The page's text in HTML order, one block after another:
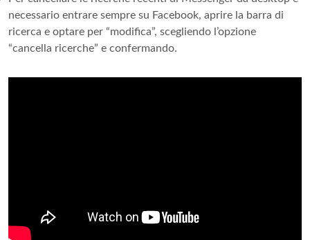
necessario entrare sempre su Facebook, aprire la barra di
ricerca e optare per “modifica”, scegliendo l’opzione
“cancella ricerche” e confermando.